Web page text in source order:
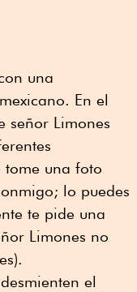
una
En el
señor Limones
tome una foto
lo puedes
te pide una
Limones no
el